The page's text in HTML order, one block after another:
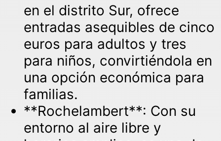
en el distrito Sur, ofrece
entradas asequibles de cinco
euros para adultos y tres
para niños, convirtiéndola en
una opción económica para
familias.
**Rochelambert**: Con su
entorno al aire libre y